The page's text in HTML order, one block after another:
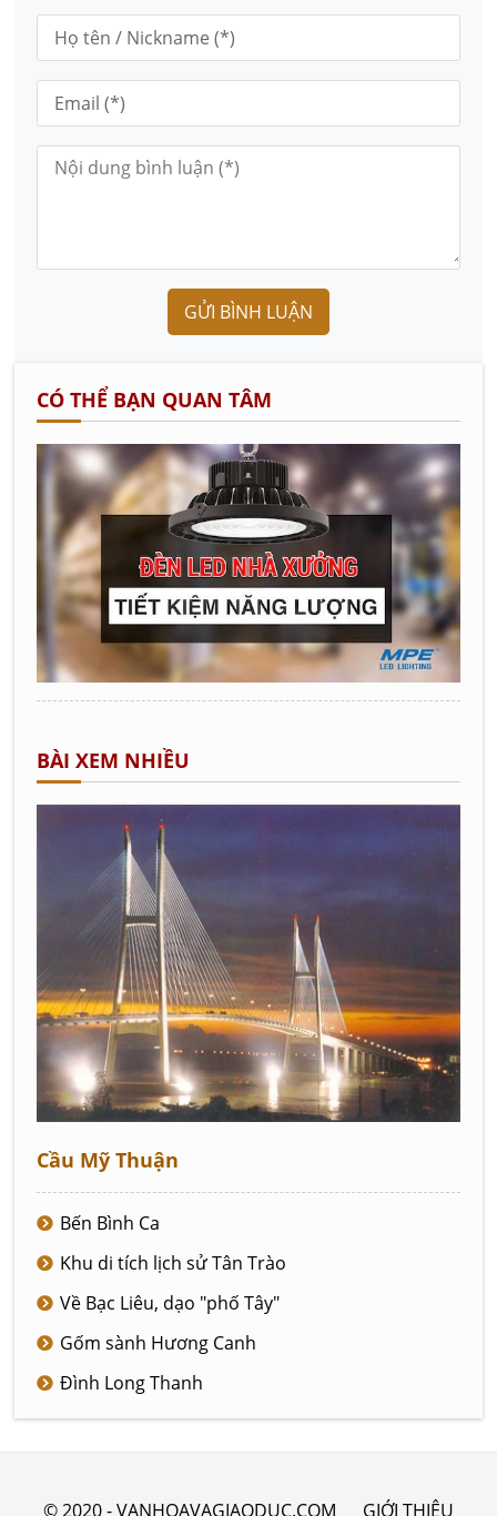
GỬI BÌNH LUẬN
CÓ THỂ BẠN QUAN TÂM
BÀI XEM NHIỀU
Cầu Mỹ Thuận
Bến Bình Ca
Khu di tích lịch sử Tân Trào
Về Bạc Liêu, dạo "phố Tây"
Gốm sành Hương Canh
Đình Long Thanh
© 2020 - VANHOAVAGIAODUC.COM GIỚI THIỆU